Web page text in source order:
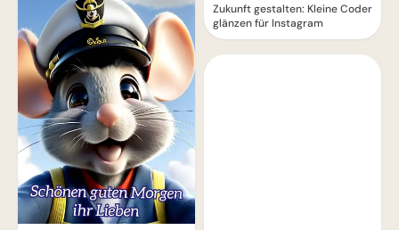
Zukunft gestalten: Kleine Coder
glänzen für Instagram